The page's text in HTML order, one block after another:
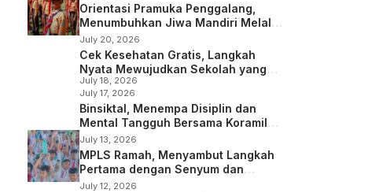
Orientasi Pramuka Penggalang,
Menumbuhkan Jiwa Mandiri Melalui
Kepramukaan
July 20, 2026
Cek Kesehatan Gratis, Langkah
Nyata Mewujudkan Sekolah yang
Peduli Kesehatan
July 18, 2026
July 17, 2026
Binsiktal, Menempa Disiplin dan
Mental Tangguh Bersama Koramil
Wajak
July 13, 2026
MPLS Ramah, Menyambut Langkah
Pertama dengan Senyum dan
Kepedulian
July 12, 2026